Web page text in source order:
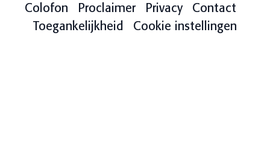
Colofon Proclaimer Privacy
Contact
Toegankelijkheid
Cookie instellingen